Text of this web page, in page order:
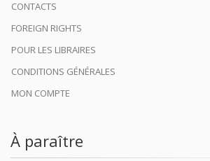
CONTACTS
FOREIGN RIGHTS
POUR LES LIBRAIRES
CONDITIONS GÉNÉRALES
MON COMPTE
À paraître